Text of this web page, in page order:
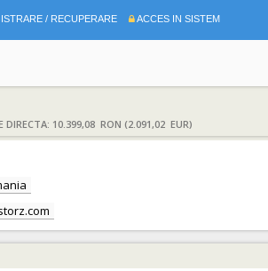
/ RECUPERARE ACCES IN SISTEM
DIRECTA: 10.399,08 RON (2.091,02 EUR)